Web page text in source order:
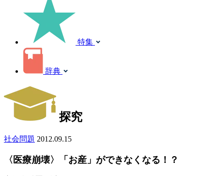
特集
辞典
探究
社会問題 2012.09.15
〈医療崩壊〉「お産」ができなくなる！？